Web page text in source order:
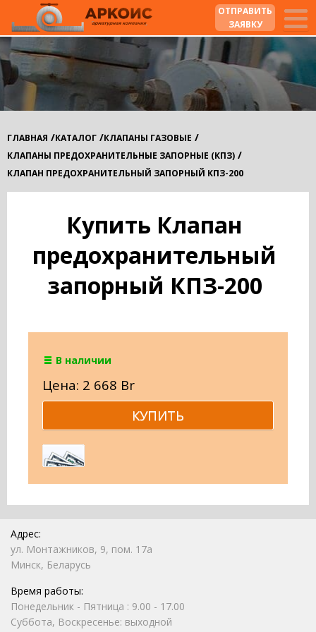
ОТПРАВИТЬ
ЗАЯВКУ
ГЛАВНАЯ /КАТАЛОГ /КЛАПАНЫ ГАЗОВЫЕ /
КЛАПАНЫ ПРЕДОХРАНИТЕЛЬНЫЕ ЗАПОРНЫЕ (КПЗ) /
КЛАПАН ПРЕДОХРАНИТЕЛЬНЫЙ ЗАПОРНЫЙ КПЗ-200
Купить Клапан
предохранительный
запорный КПЗ-200
В наличии
Цена: 2 668 Br
Адрес:
ул. Монтажников, 9, пом. 17а
Минск, Беларусь
Время работы:
Понедельник - Пятница : 9.00 - 17.00
Суббота, Воскресенье: выходной